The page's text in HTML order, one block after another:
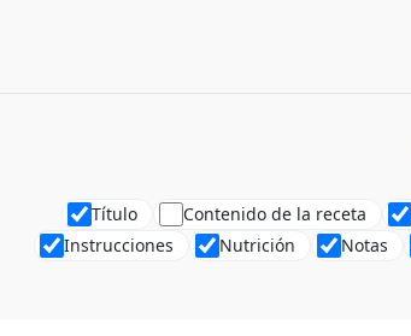
Título Contenido de la receta
Instrucciones
Nutrición Notas